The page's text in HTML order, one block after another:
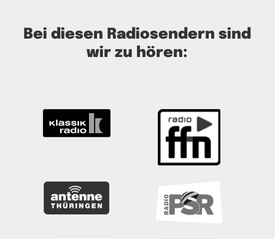
Bei diesen Radiosendern sind
wir zu hören: